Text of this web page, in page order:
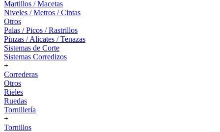
Martillos / Macetas
Niveles / Metros / Cintas
Otros
Palas / Picos / Rastrillos
Pinzas / Alicates / Tenazas
Sistemas de Corte
Sistemas Corredizos
+
Correderas
Otros
Rieles
Ruedas
Tornillería
+
Tornillos